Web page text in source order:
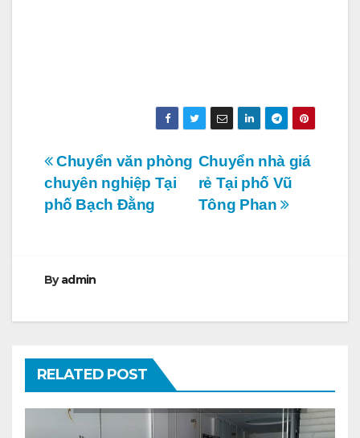
Điều
hướng
viết
Chuyển nhà giá
rẻ Tại phố Vũ
Tông Phan
Chuyển văn phòng
chuyên nghiệp Tại
phố Bạch Đằng
Byadmin
RELATED POST